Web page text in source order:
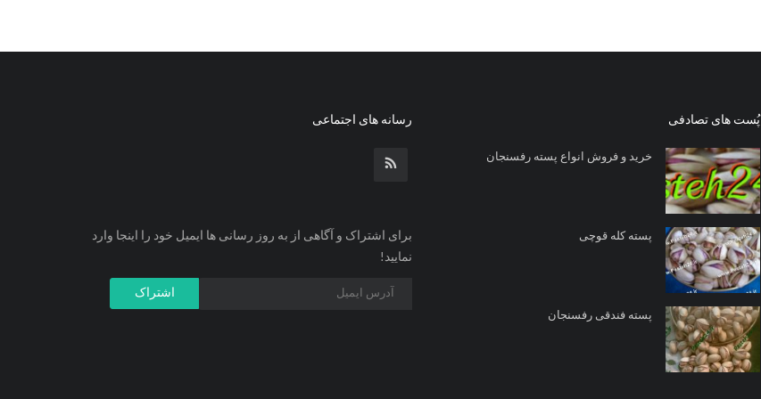
پُست های تصادفی
خرید و فروش انواع پسته رفسنجان
پسته کله قوچی
پسته فندقی رفسنجان
رسانه های اجتماعی
برای اشتراک و آگاهی از به روز رسانی ها ایمیل خود را اینجا وارد
نمایید!
اشتراک